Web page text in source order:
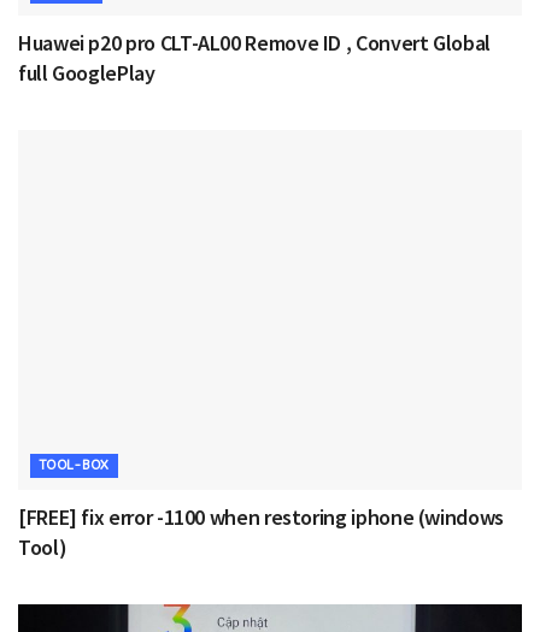
Huawei p20 pro CLT-AL00 Remove ID , Convert Global
full GooglePlay
TOOL-BOX
[FREE] fix error -1100 when restoring iphone (windows
Tool)